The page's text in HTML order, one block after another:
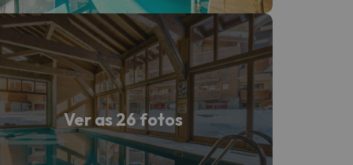
Ver as 26 fotos